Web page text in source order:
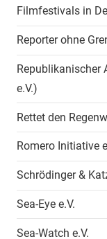
Filmfestivals in
Reporter ohne
Republikanischer
e.V.)
Rettet den
Romero Initiative
Schrödinger &
Sea-Eye e.V.
Sea-Watch e.V.